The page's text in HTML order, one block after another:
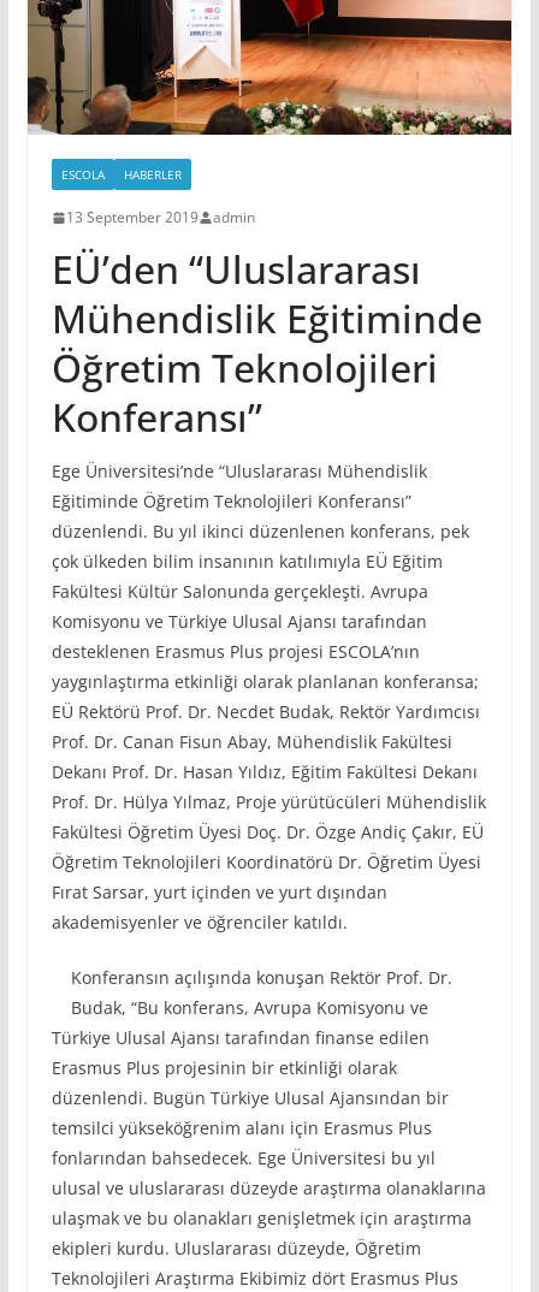
ESCOLA HABERLER
13 September 2019 admin
EÜ’den “Uluslararası
Mühendislik Eğitiminde
Öğretim Teknolojileri
Konferansı”
Ege Üniversitesi’nde “Uluslararası Mühendislik
Eğitiminde Öğretim Teknolojileri Konferansı”
düzenlendi. Bu yıl ikinci düzenlenen konferans, pek
çok ülkeden bilim insanının katılımıyla EÜ Eğitim
Fakültesi Kültür Salonunda gerçekleşti. Avrupa
Komisyonu ve Türkiye Ulusal Ajansı tarafından
desteklenen Erasmus Plus projesi ESCOLA’nın
yaygınlaştırma etkinliği olarak planlanan konferansa;
EÜ Rektörü Prof. Dr. Necdet Budak, Rektör Yardımcısı
Prof. Dr. Canan Fisun Abay, Mühendislik Fakültesi
Dekanı Prof. Dr. Hasan Yıldız, Eğitim Fakültesi Dekanı
Prof. Dr. Hülya Yılmaz, Proje yürütücüleri Mühendislik
Fakültesi Öğretim Üyesi Doç. Dr. Özge Andiç Çakır, EÜ
Öğretim Teknolojileri Koordinatörü Dr. Öğretim Üyesi
Fırat Sarsar, yurt içinden ve yurt dışından
akademisyenler ve öğrenciler katıldı.
Konferansın açılışında konuşan Rektör Prof. Dr.
Budak, “Bu konferans, Avrupa Komisyonu ve
Türkiye Ulusal Ajansı tarafından finanse edilen
Erasmus Plus projesinin bir etkinliği olarak
düzenlendi. Bugün Türkiye Ulusal Ajansından bir
temsilci yükseköğrenim alanı için Erasmus Plus
fonlarından bahsedecek. Ege Üniversitesi bu yıl
ulusal ve uluslararası düzeyde araştırma olanaklarına
ulaşmak ve bu olanakları genişletmek için araştırma
ekipleri kurdu. Uluslararası düzeyde, Öğretim
Teknolojileri Araştırma Ekibimiz dört Erasmus Plus